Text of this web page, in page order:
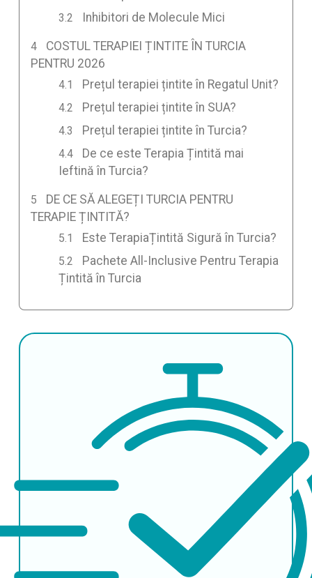
Inhibitori de Molecule Mici
COSTUL TERAPIEI ȚINTITE ÎN TURCIA
PENTRU 2026
Prețul terapiei țintite în Regatul Unit?
Prețul terapiei țintite în SUA?
Prețul terapiei țintite în Turcia?
De ce este Terapia Țintită mai
Ieftină în Turcia?
DE CE SĂ ALEGEȚI TURCIA PENTRU
TERAPIE ȚINTITĂ?
Este TerapiaȚintită Sigură în Turcia?
Pachete All-Inclusive Pentru Terapia
Țintită în Turcia